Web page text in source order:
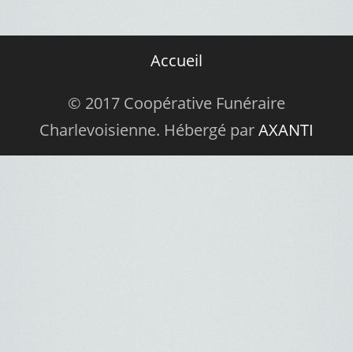
Accueil
© 2017 Coopérative Funéraire
Charlevoisienne. Hébergé parAXANTI